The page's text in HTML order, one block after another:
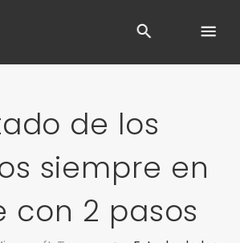
de los
siempre en
con 2 pasos